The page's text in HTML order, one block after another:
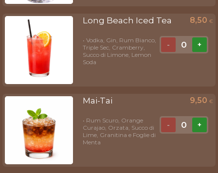
Long Beach Iced Tea 8,50 €
• Vodka, Gin, Rum Bianco,
Triple Sec, Cramberry,
Succo di Limone, Lemon
Soda
- 0 +
Mai-Tai 9,50 €
• Rum Scuro, Orange
Curajao, Orzata, Succo di
Lime, Granitina e Foglie di
Menta
- 0 +